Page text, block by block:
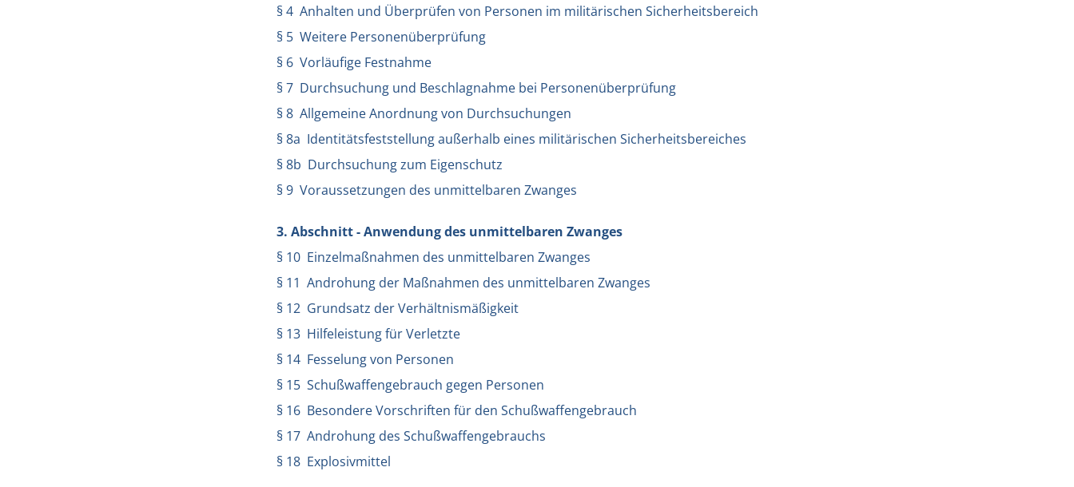
§ 4 Anhalten und Überprüfen von Personen im militärischen Sicherheitsbereich
§ 5 Weitere Personenüberprüfung
§ 6 Vorläufige Festnahme
§ 7 Durchsuchung und Beschlagnahme bei Personenüberprüfung
§ 8 Allgemeine Anordnung von Durchsuchungen
§ 8a Identitätsfeststellung außerhalb eines militärischen Sicherheitsbereiches
§ 8b Durchsuchung zum Eigenschutz
§ 9 Voraussetzungen des unmittelbaren Zwanges
3. Abschnitt - Anwendung des unmittelbaren Zwanges
§ 10 Einzelmaßnahmen des unmittelbaren Zwanges
§ 11 Androhung der Maßnahmen des unmittelbaren Zwanges
§ 12 Grundsatz der Verhältnismäßigkeit
§ 13 Hilfeleistung für Verletzte
§ 14 Fesselung von Personen
§ 15 Schußwaffengebrauch gegen Personen
§ 16 Besondere Vorschriften für den Schußwaffengebrauch
§ 17 Androhung des Schußwaffengebrauchs
§ 18 Explosivmittel